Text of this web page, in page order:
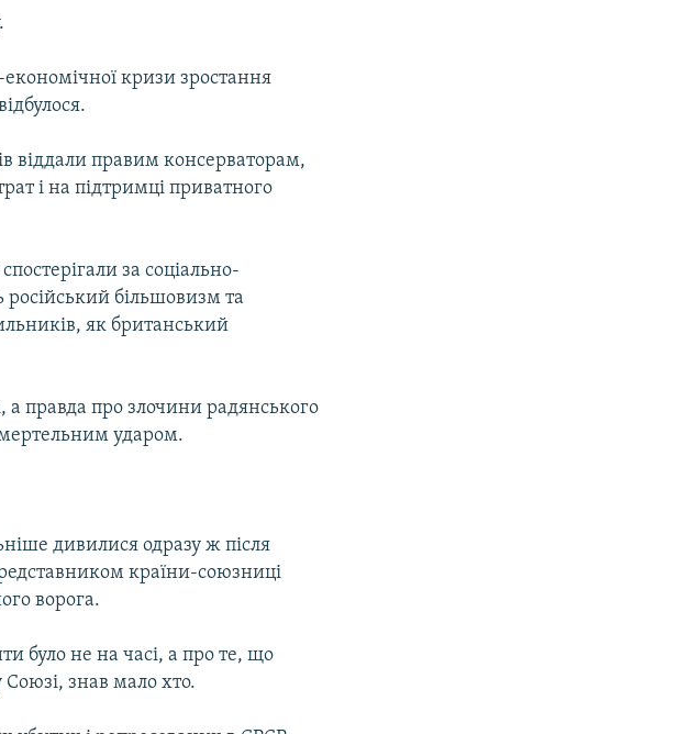
економічної кризи зростання
віддали правим консерваторам,
і на підтримці приватного
за соціально-
більшовизм та
як британський
правда про злочини радянського
ударом.
дивилися одразу ж після
країни-союзниці
ворога.
було не на часі, а про те, що
Союзі, знав мало хто.